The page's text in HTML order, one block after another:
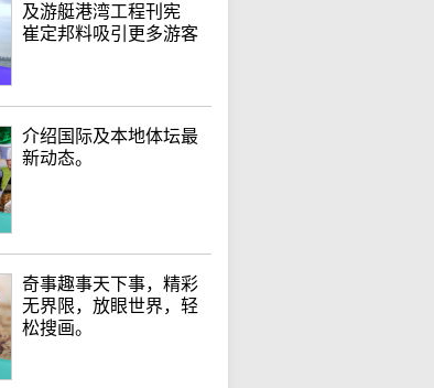
及游艇港湾工程刊宪
崔定邦料吸引更多游客
介绍国际及本地体坛最
新动态。
奇事趣事天下事，精彩
无界限，放眼世界，轻
松搜画。